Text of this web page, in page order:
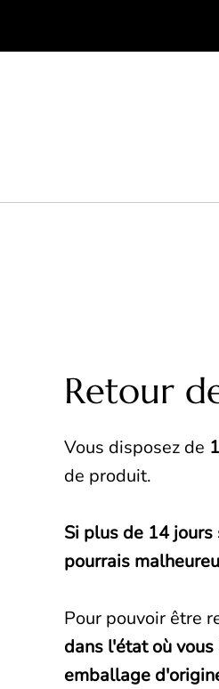
Retour
Vous disposez de
de produit.
Si plus de 14
pourrais
Pour pouvoir être
dans l'état où vous
emballage